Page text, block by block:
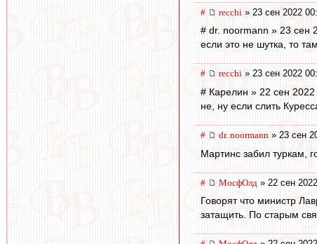
# recchi » 23 сен 2022
# dr. noormann » 23 сен
если это не шутка, то
# recchi » 23 сен 2022
# Карелин » 22 сен
не, ну если слить
# dr. noormann » 23 сен
Мартинс забил туркам,
# МосфОлд » 22 сен
Говорят что министр
затащить. По старым